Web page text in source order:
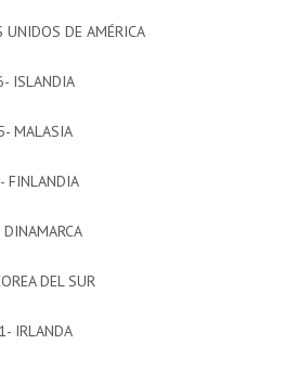
UNIDOS DE AMÉRICA
ISLANDIA
MALASIA
FINLANDIA
DEL SUR
IRLANDA